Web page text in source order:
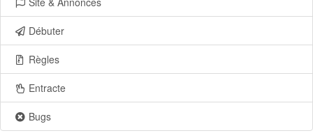
Débuter
Règles
Entracte
Bugs